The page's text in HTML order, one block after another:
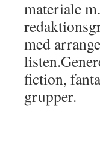
materiale
med
fiction,
grupper.